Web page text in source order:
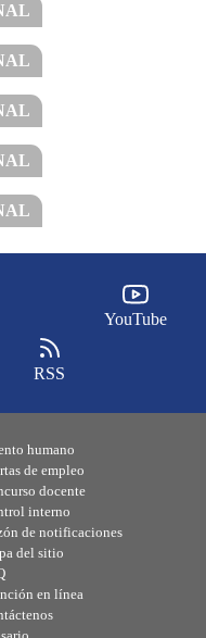
YouTube
RSS
humano
de empleo
docente
interno
de notificaciones
del sitio
en línea